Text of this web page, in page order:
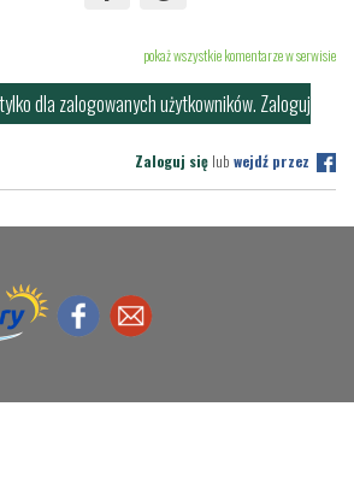
pokaż wszystkie komentarze w serwisie
dla zalogowanych użytkowników. Zaloguj
Zaloguj się lub wejdź przez